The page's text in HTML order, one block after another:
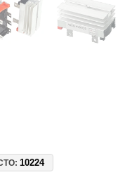
10224